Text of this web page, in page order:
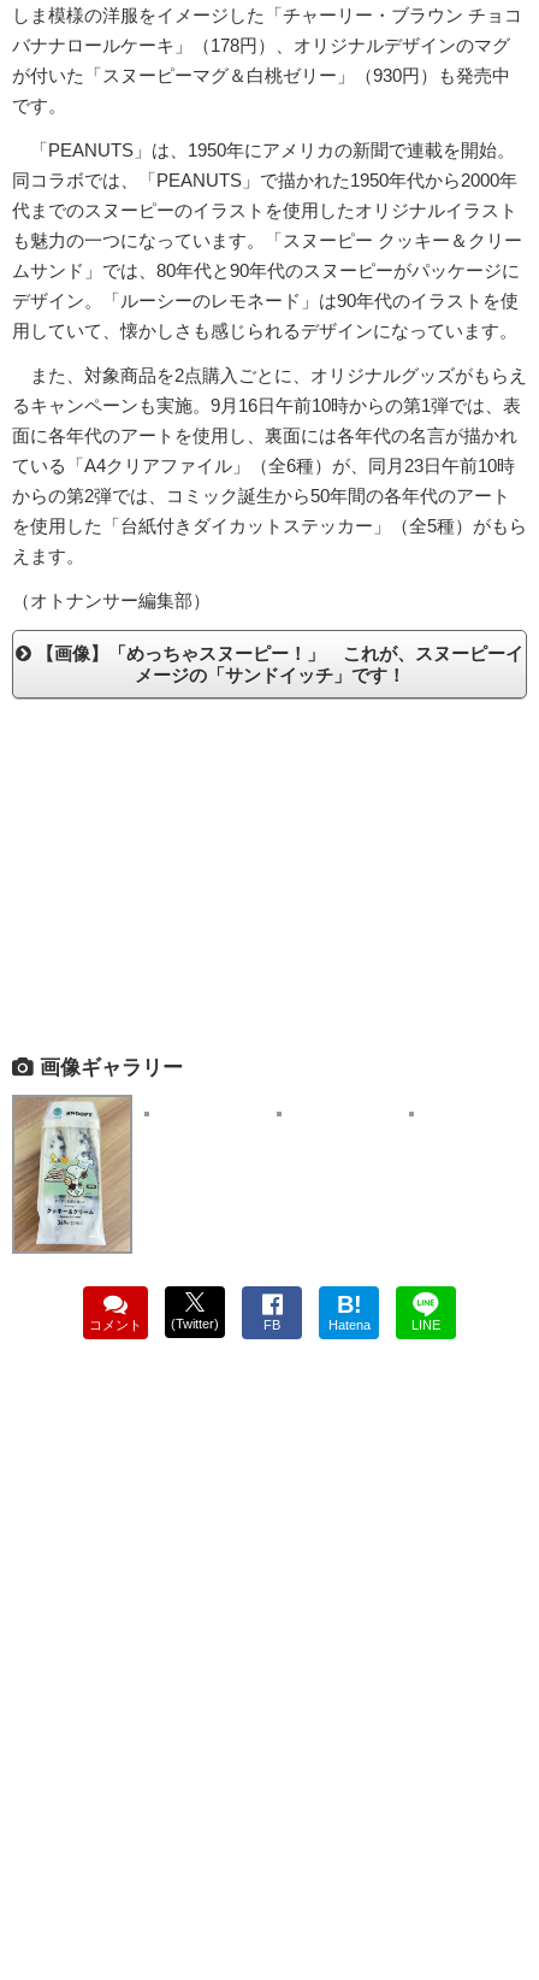
しま模様の洋服をイメージした「チャーリー・ブラウン チョコ
バナナロールケーキ」（178円）、オリジナルデザインのマグ
が付いた「スヌーピーマグ＆白桃ゼリー」（930円）も発売中
です。
「PEANUTS」は、1950年にアメリカの新聞で連載を開始。
同コラボでは、「PEANUTS」で描かれた1950年代から2000年
代までのスヌーピーのイラストを使用したオリジナルイラスト
も魅力の一つになっています。「スヌーピー クッキー＆クリー
ムサンド」では、80年代と90年代のスヌーピーがパッケージに
デザイン。「ルーシーのレモネード」は90年代のイラストを使
用していて、懐かしさも感じられるデザインになっています。
また、対象商品を2点購入ごとに、オリジナルグッズがもらえ
るキャンペーンも実施。9月16日午前10時からの第1弾では、表
面に各年代のアートを使用し、裏面には各年代の名言が描かれ
ている「A4クリアファイル」（全6種）が、同月23日午前10時
からの第2弾では、コミック誕生から50年間の各年代のアート
を使用した「台紙付きダイカットステッカー」（全5種）がもら
えます。
（オトナンサー編集部）
【画像】「めっちゃスヌーピー！」 これが、スヌーピーイ
メージの「サンドイッチ」です！
画像ギャラリー
コメント (Twitter) FB
B!
Hatena LINE